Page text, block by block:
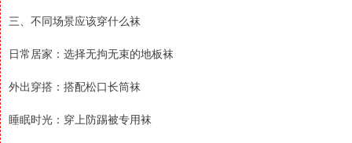
三、不同场景应该穿什么袜
日常居家：选择无拘无束的地板袜
外出穿搭：搭配松口长筒袜
睡眠时光：穿上防踢被专用袜